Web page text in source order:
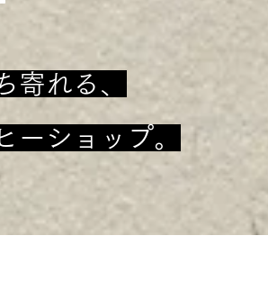
寄れる、
ーショップ。